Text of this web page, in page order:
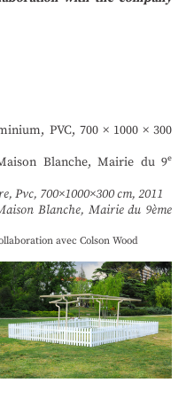
PVC, 700 × 1000 × 300
Blanche, Mairie du 9ᵉ
Pvc, 700×1000×300 cm, 2011
Blanche, Mairie du 9ème
avec Colson Wood